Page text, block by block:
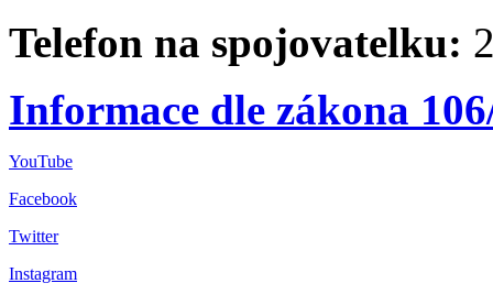
Telefon na spojovatelku:
Informace dle zákona
YouTube
Facebook
Twitter
Instagram